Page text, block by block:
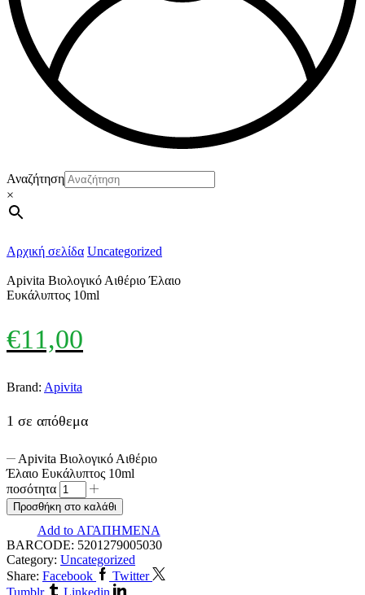
Αναζήτηση
×
Αρχική σελίδα Uncategorized
Apivita Βιολογικό Αιθέριο Έλαιο
Ευκάλυπτος 10ml
€11,00
Brand: Apivita
1 σε απόθεμα
Apivita Βιολογικό Αιθέριο
Έλαιο Ευκάλυπτος 10ml
ποσότητα
Προσθήκη στο καλάθι
Add to ΑΓΑΠΗΜΕΝΑ
BARCODE: 5201279005030
Category: Uncategorized
Share: Facebook
Twitter